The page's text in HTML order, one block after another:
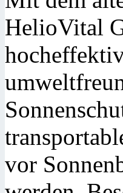
HelioVital
vor